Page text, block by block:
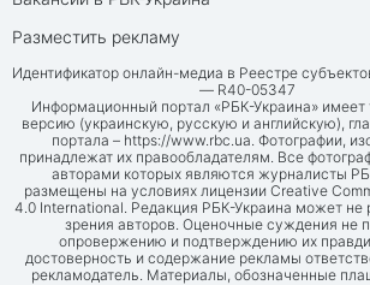
Разместить рекламу
Идентификатор онлайн-медиа в Реестре
— R40-05347
Информационный портал «РБК-Украина» имеет
версию (украинскую, русскую и английскую),
портала – https://www.rbc.ua. Фотографии,
принадлежат их правообладателям. Все
авторами которых являются журналисты
размещены на условиях лицензии Creative
4.0 International. Редакция РБК-Украина может не
зрения авторов. Оценочные суждения не
опровержению и подтверждению их
достоверность и содержание рекламы
рекламодатель. Материалы, обозначенные